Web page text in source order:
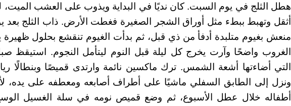
هطل الثلج في يوم السبت. كان نديًا في البداية ويذوب على العشب
أثقل وتهبط ببطء مثل أوراق الشجر الصغيرة فغطت الأرض. ذاب الثلج بعد
منعش بغيوم متلبدة أدفأ من ذي قبل، ثم بدأت الغيوم تنقشع بحلول ظهيرة
الغروب واضحًا وآرت يخرج كل ليلة قبل النوم ليتأمل النجوم. استيقظ
التي أضاءتها أشعة الشمس. ترك ماكسين نائمة وارتدى قميصًا وبنطالًا
ونزل إلى الطابق السفلي ماشيًا على أطراف أصابعه ومعطفه على يده،
أطفاله خلال عطل الأسبوع، ثم وضع قميص نومه في سلة الغسيل